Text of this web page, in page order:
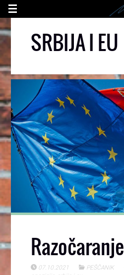
SRBIJA I EU
Razočaranje
07.10.2021 PEŠČANIK